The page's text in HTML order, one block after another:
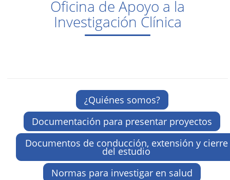
Oficina de Apoyo a la
Investigación Clínica
¿Quiénes somos?
Documentación para presentar proyectos
Documentos de conducción, extensión y cierre
del estudio
Normas para investigar en salud